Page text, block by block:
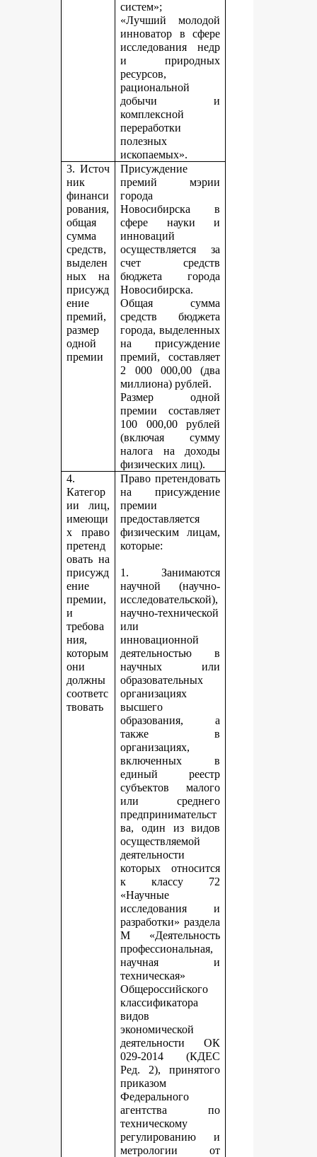
систем»;
«Лучший молодой
инноватор в сфере
исследования недр
и природных
ресурсов,
рациональной
добычи и
комплексной
переработки
полезных
ископаемых».
3. Источ
ник
финанси
рования,
общая
сумма
средств,
выделен
ных на
присужд
ение
премий,
размер
одной
премии
Присуждение
премий мэрии
города
Новосибирска в
сфере науки и
инноваций
осуществляется за
счет средств
бюджета города
Новосибирска.
Общая сумма
средств бюджета
города, выделенных
на присуждение
премий, составляет
2 000 000,00 (два
миллиона) рублей.
Размер одной
премии составляет
100 000,00 рублей
(включая сумму
налога на доходы
физических лиц).
4.
Категор
ии лиц,
имеющи
х право
претенд
овать на
присужд
ение
премии,
и
требова
ния,
которым
они
должны
соответс
твовать
Право претендовать
на присуждение
премии
предоставляется
физическим лицам,
которые:
1. Занимаются
научной (научно-
исследовательской),
научно-технической
или
инновационной
деятельностью в
научных или
образовательных
организациях
высшего
образования, а
также в
организациях,
включенных в
единый реестр
субъектов малого
или среднего
предпринимательст
ва, один из видов
осуществляемой
деятельности
которых относится
к классу 72
«Научные
исследования и
разработки» раздела
М «Деятельность
профессиональная,
научная и
техническая»
Общероссийского
классификатора
видов
экономической
деятельности ОК
029-2014 (КДЕС
Ред. 2), принятого
приказом
Федерального
агентства по
техническому
регулированию и
метрологии от